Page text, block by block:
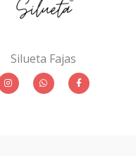
Silueta Fajas
I
n
s
W
h
a
F
a
c